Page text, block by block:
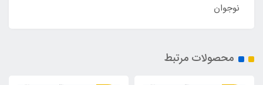
نوجوان
محصولات مرتبط